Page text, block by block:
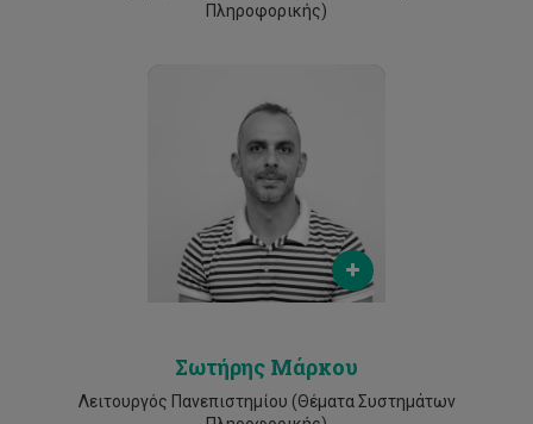
Πληροφορικής)
Email
soteris.markou@cut.ac.cy
Phone
25002299
Σωτήρης Μάρκου
Λειτουργός Πανεπιστημίου (Θέματα Συστημάτων